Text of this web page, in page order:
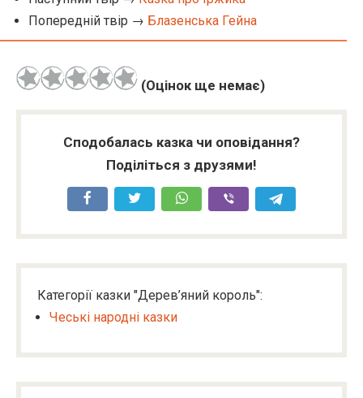
Попередній твір → Блазенська Гейна
(Оцінок ще немає)
Сподобалась казка чи оповідання?
Поділіться з друзями!
Категорії казки "Дерев’яний король":
Чеські народні казки